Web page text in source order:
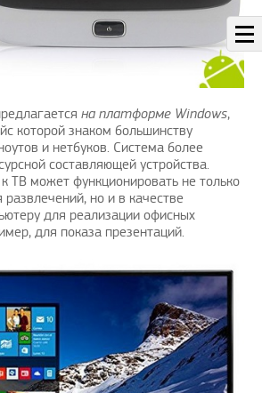
на платформе Windows,
которой знаком большинству
и нетбуков. Система более
составляющей устройства.
ТВ может функционировать не только
но и в качестве
для реализации офисных
для показа презентаций.